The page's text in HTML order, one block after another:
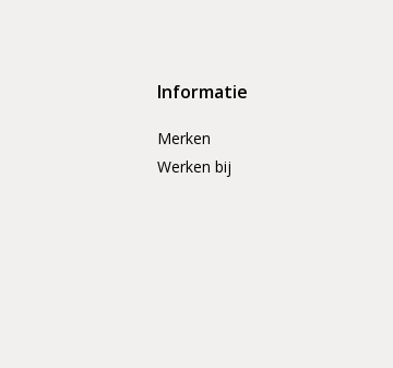
Informatie
Merken
Werken bij